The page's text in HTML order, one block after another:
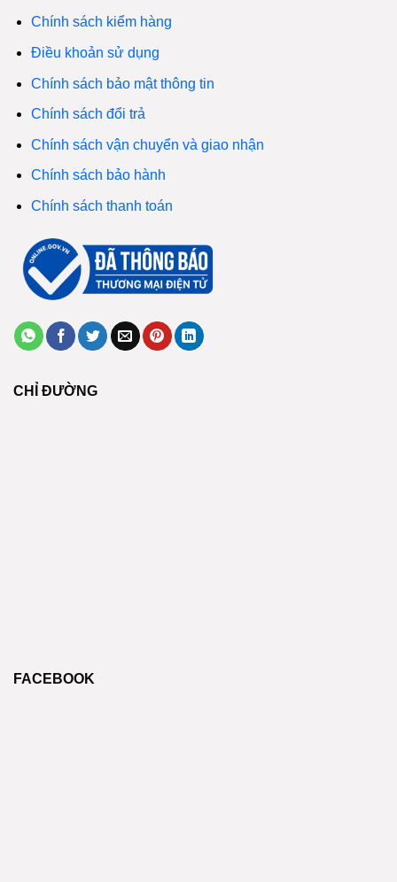
Chính sách kiểm hàng
Điều khoản sử dụng
Chính sách bảo mật thông tin
Chính sách đổi trả
Chính sách vận chuyển và giao nhận
Chính sách bảo hành
Chính sách thanh toán
CHỈ ĐƯỜNG
FACEBOOK